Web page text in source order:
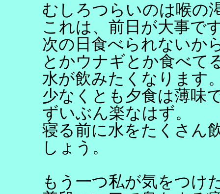
むしろつらいのは喉の
これは、前日が大事で
次の日食べられないか
とかウナギとか食べて
水が飲みたくなります
少なくとも夕食は薄味
ずいぶん楽なはず。
寝る前に水をたくさん
しょう。
もう一つ私が気をつけ